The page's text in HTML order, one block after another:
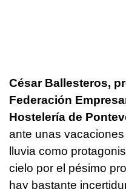
César Ballesteros,
Federación
Hostelería de
ante unas
lluvia como
cielo por el pésimo
hay bastante